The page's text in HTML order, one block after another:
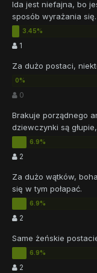
Ida jest niefajna, bo
sposób wyrażania się.
1
Za dużo postaci,
0
Brakuje porządnego
dziewczynki są
2
Za dużo wątków,
się w tym połapać.
2
Same żeńskie
2